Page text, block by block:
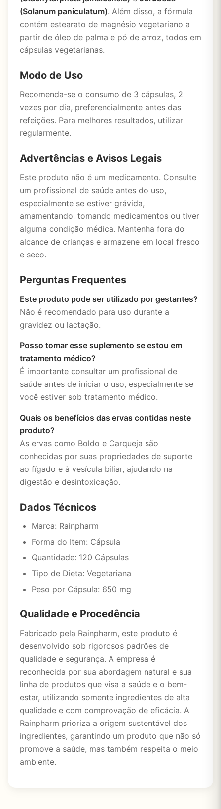
(Solanum paniculatum). Além disso, a fórmula
contém estearato de magnésio vegetariano a
partir de óleo de palma e pó de arroz, todos em
cápsulas vegetarianas.
Modo de Uso
Recomenda-se o consumo de 3 cápsulas, 2
vezes por dia, preferencialmente antes das
refeições. Para melhores resultados, utilizar
regularmente.
Advertências e Avisos Legais
Este produto não é um medicamento. Consulte
um profissional de saúde antes do uso,
especialmente se estiver grávida,
amamentando, tomando medicamentos ou tiver
alguma condição médica. Mantenha fora do
alcance de crianças e armazene em local fresco
e seco.
Perguntas Frequentes
Este produto pode ser utilizado por gestantes?
Não é recomendado para uso durante a
gravidez ou lactação.
Posso tomar esse suplemento se estou em
tratamento médico?
É importante consultar um profissional de
saúde antes de iniciar o uso, especialmente se
você estiver sob tratamento médico.
Quais os benefícios das ervas contidas neste
produto?
As ervas como Boldo e Carqueja são
conhecidas por suas propriedades de suporte
ao fígado e à vesícula biliar, ajudando na
digestão e desintoxicação.
Dados Técnicos
Marca: Rainpharm
Forma do Item: Cápsula
Quantidade: 120 Cápsulas
Tipo de Dieta: Vegetariana
Peso por Cápsula: 650 mg
Qualidade e Procedência
Fabricado pela Rainpharm, este produto é
desenvolvido sob rigorosos padrões de
qualidade e segurança. A empresa é
reconhecida por sua abordagem natural e sua
linha de produtos que visa a saúde e o bem-
estar, utilizando somente ingredientes de alta
qualidade e com comprovação de eficácia. A
Rainpharm prioriza a origem sustentável dos
ingredientes, garantindo um produto que não só
promove a saúde, mas também respeita o meio
ambiente.